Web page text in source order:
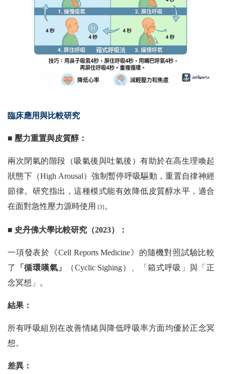
臨床應用與比較研究
■ 壓力重置與皮質醇：
兩次閉氣的階段（吸氣後與吐氣後）有助於在高生理喚起
狀態下（High Arousal）強制暫停呼吸驅動，重置自律神經
節律。研究指出，這種模式能有效降低皮質醇水平，適合
在面對急性壓力源時使用
[3] 。
■ 史丹佛大學比較研究（2023）：
一項發表於《Cell Reports Medicine》的隨機對照試驗比較
了
「循環嘆氣」
（Cyclic Sighing）、「箱式呼吸」與「正
念冥想」。
結果：
所有呼吸組別在改善情緒與降低呼吸率方面均優於正念冥
想。
差異：